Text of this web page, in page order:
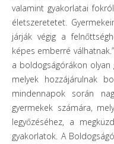
valamint gyakorlatai
életszeretetet.
járják végig a
képes emberré
a boldogságórákon olyan
melyek hozzájárulnak
mindennapok során
gyermekek számára,
legyőzéséhez, a
gyakorlatok. A